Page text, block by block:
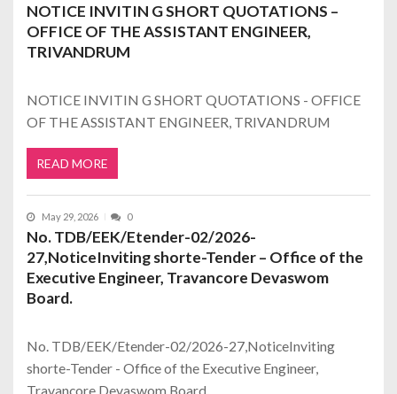
NOTICE INVITIN G SHORT QUOTATIONS –
OFFICE OF THE ASSISTANT ENGINEER,
TRIVANDRUM
NOTICE INVITIN G SHORT QUOTATIONS - OFFICE
OF THE ASSISTANT ENGINEER, TRIVANDRUM
READ MORE
May 29, 2026 0
No. TDB/EEK/Etender-02/2026-
27,NoticeInviting shorte-Tender – Office of the
Executive Engineer, Travancore Devaswom
Board.
No. TDB/EEK/Etender-02/2026-27,NoticeInviting
shorte-Tender - Office of the Executive Engineer,
Travancore Devaswom Board.